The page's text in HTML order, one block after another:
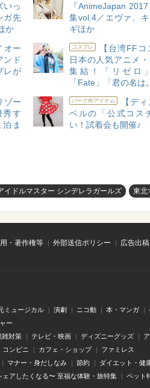
いっ
ガ先
か
『AnimeJapan
集vol.4／エヴァ、
ギほか
オー
ンド
レが
コスプレ
【台湾FFコ
日本の人気アニメ
集結！「リゼロ
「Fate」「君の名は
ゾー
秀す
ま
パーク外アイテム
【デ
ベルの「公式コス
い！試着会も開催♪
イドルマスター シンデレラガールズ 東北
・著作権等 外部送信ポリシー
広告出
ミュージカル 演劇 ニコ動 本・マンガ
ー
雑対策 テレビ・映画 ディズニーグッズ
コンビニ カフェ・ショップ ファミレス
マナー・身だしなみ 節約 ダイエット・健
ェアしたくなる〜 至福な体験・旅特集 ペット